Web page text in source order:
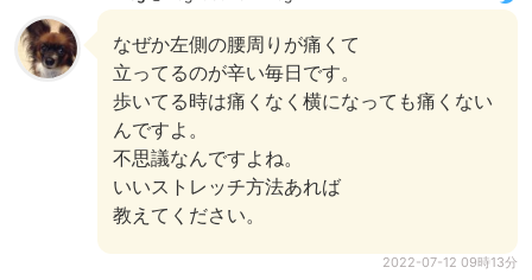
なぜか左側の腰周りが痛くて
立ってるのが辛い毎日です。
歩いてる時は痛くなく横になっても痛くない
んですよ。
不思議なんですよね。
いいストレッチ方法あれば
教えてください。
2022-07-12 09時13分